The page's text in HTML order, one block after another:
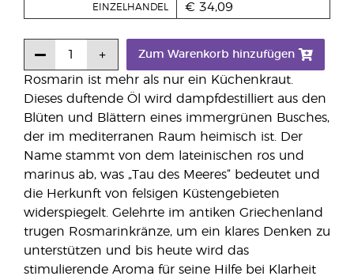
Rosmarin ist mehr als nur ein Küchenkraut.
Dieses duftende Öl wird dampfdestilliert aus den
Blüten und Blättern eines immergrünen Busches,
der im mediterranen Raum heimisch ist. Der
Name stammt von dem lateinischen ros und
marinus ab, was „Tau des Meeres“ bedeutet und
die Herkunft von felsigen Küstengebieten
widerspiegelt. Gelehrte im antiken Griechenland
trugen Rosmarinkränze, um ein klares Denken zu
unterstützen und bis heute wird das
stimulierende Aroma für seine Hilfe bei Klarheit
EINZELHANDEL € 34,09
Zum Warenkorb hinzufügen